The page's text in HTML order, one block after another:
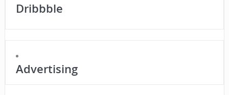
Dribbble
Advertising